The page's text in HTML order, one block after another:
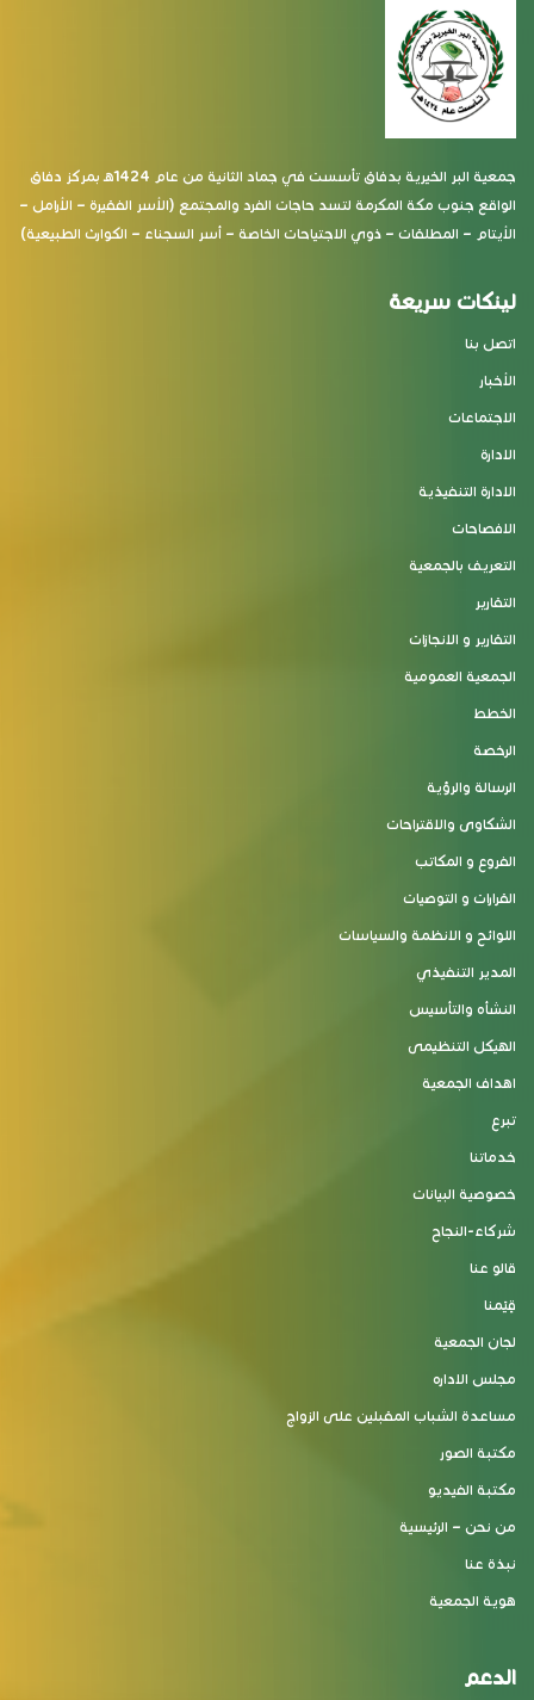
جمعية البر الخيرية بدفاق تأسست في جماد الثانية من عام 1424هـ بمركز دفاق
الواقع جنوب مكة المكرمة لتسد حاجات الفرد والمجتمع (الأسر الفقيرة – الأرامل –
الأيتام – المطلقات – ذوي الاجتياحات الخاصة – أسر السجناء – الكوارث الطبيعية)
لينكات سريعة
اتصل بنا
الأخبار
الاجتماعات
الادارة
الادارة التنفيذية
الافصاحات
التعريف بالجمعية
التقارير
التقارير و الانجازات
الجمعية العمومية
الخطط
الرخصة
الرسالة والرؤية
الشكاوى والاقتراحات
الفروع و المكاتب
القرارات و التوصيات
اللوائح و الانظمة والسياسات
المدير التنفيذي
النشأه والتأسيس
الهيكل التنظيمى
اهداف الجمعية
تبرع
خدماتنا
خصوصية البيانات
شركاء-النجاح
قالو عنا
قِيَمنا
لجان الجمعية
مجلس الاداره
مساعدة الشباب المقبلين على الزواج
مكتبة الصور
مكتبة الفيديو
من نحن – الرئيسية
نبذة عنا
هوية الجمعية
الدعم